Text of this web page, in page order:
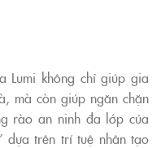
Lumi không chỉ giúp gia
mà còn giúp ngăn chặn
rào an ninh đa lớp của
dựa trên trí tuệ nhân tạo